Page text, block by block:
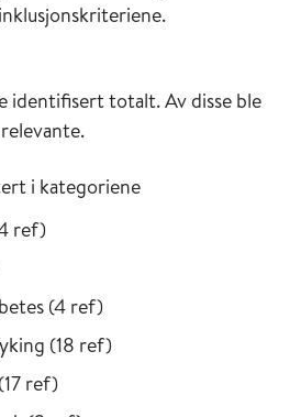
identifisert totalt. Av disse ble
i kategoriene
ref)
(4 ref)
(18 ref)
ref)